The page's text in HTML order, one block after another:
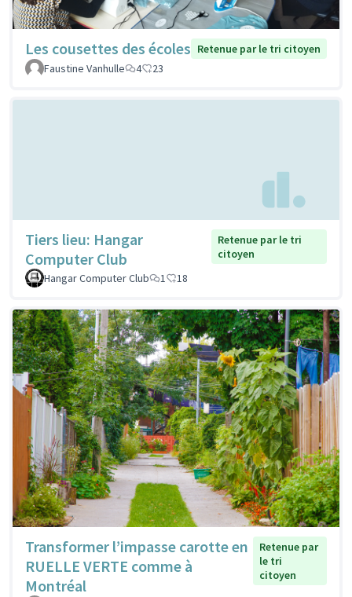
Les cousettes des écoles Retenue par le tri citoyen
Faustine Vanhulle
4 23
Tiers lieu: Hangar
Computer Club
Retenue par le tri
citoyen
Hangar Computer Club
1 18
Transformer l’impasse carotte en
RUELLE VERTE comme à
Montréal
Retenue par
le tri
citoyen